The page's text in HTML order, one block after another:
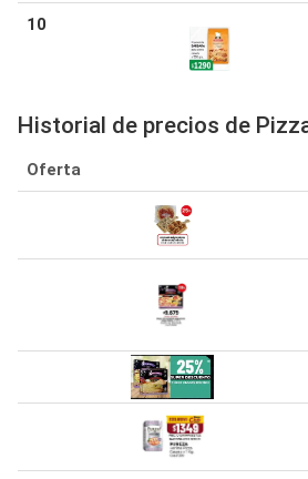
10
Historial de precios de
Oferta